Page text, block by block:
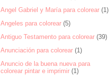
Angel Gabriel y María para colorear (1)
Angeles para colorear (5)
Antiguo Testamento para colorear (39)
Anunciación para colorear (1)
Anuncio de la buena nueva para
colorear pintar e imprimir (1)